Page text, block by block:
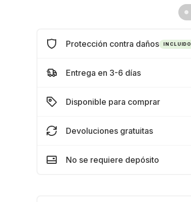
Protección contra daños INCLUIDO
Entrega en 3-6 días
Disponible para comprar
Devoluciones gratuitas
No se requiere depósito